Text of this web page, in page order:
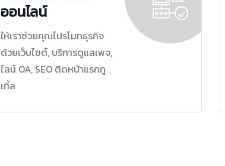
ออนไลน์
ให้เราช่วยคุณโปรโมทธุรกิจ
ด้วยเว็บไซต์, บริการดูแลเพจ,
ไลน์ OA, SEO ติดหน้าแรกกู
เกิ้ล